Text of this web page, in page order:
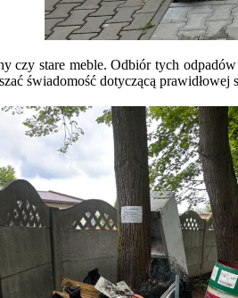
czy stare meble. Odbiór tych
świadomość dotyczącą prawidłowej